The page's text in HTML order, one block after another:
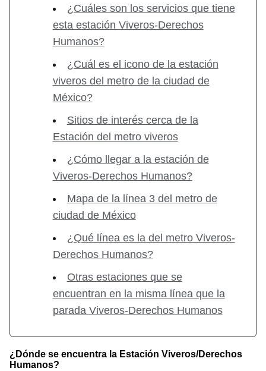
¿Cuáles son los servicios que tiene
esta estación Viveros-Derechos
Humanos?
¿Cuál es el icono de la estación
viveros del metro de la ciudad de
México?
Sitios de interés cerca de la
Estación del metro viveros
¿Cómo llegar a la estación de
Viveros-Derechos Humanos?
Mapa de la línea 3 del metro de
ciudad de México
¿Qué línea es la del metro Viveros-
Derechos Humanos?
Otras estaciones que se
encuentran en la misma línea que la
parada Viveros-Derechos Humanos
¿Dónde se encuentra la Estación Viveros/Derechos
Humanos?